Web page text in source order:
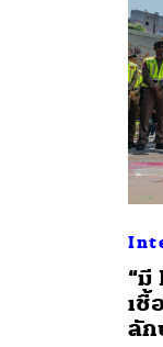
“มี
เชื้
ลัก